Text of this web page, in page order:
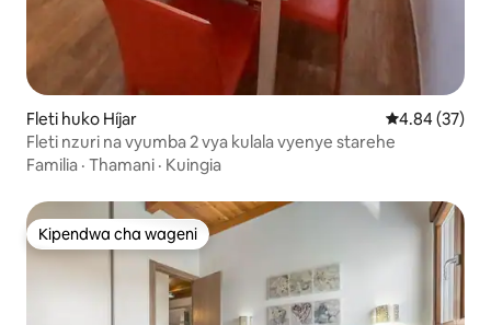
Fleti huko Híjar Ukadiriaji wa
4.84 (37)
Fleti nzuri na vyumba 2 vya kulala vyenye starehe
Familia · Thamani · Kuingia
Kipendwa cha wageni
Kipendwa cha wageni